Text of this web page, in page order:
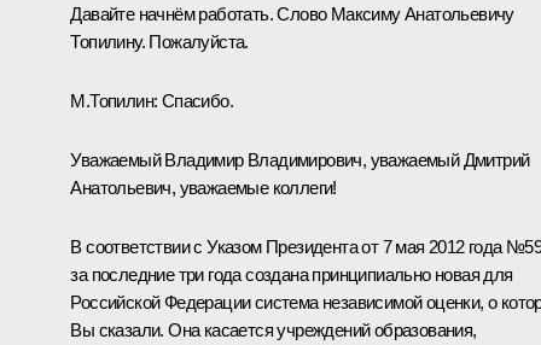
Давайте начнём работать. Слово Максиму Анатольевичу
Топилину. Пожалуйста.
М.Топилин: Спасибо.
Уважаемый Владимир Владимирович, уважаемый Дмитрий
Анатольевич, уважаемые коллеги!
В соответствии с Указом Президента от 7 мая 2012 года
за последние три года создана принципиально новая для
Российской Федерации система независимой оценки, о
Вы сказали. Она касается учреждений образования,